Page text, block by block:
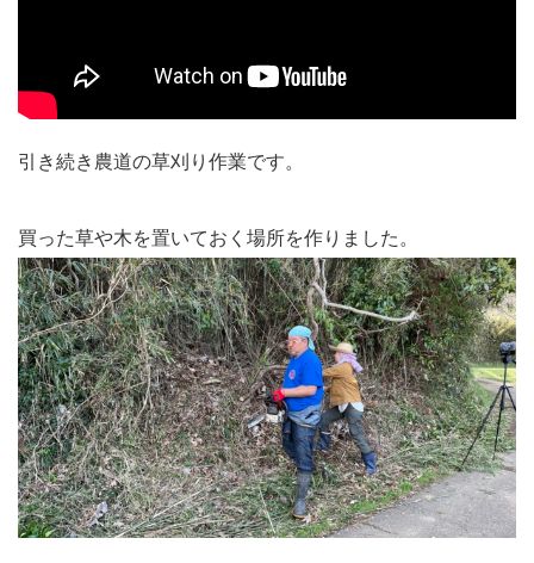
引き続き農道の草刈り作業です。
買った草や木を置いておく場所を作りました。